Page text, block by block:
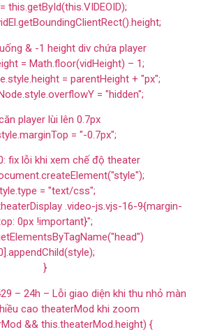
this.getById(this.VIDEOID);
& -1 height div chứa player
= Math.floor(vidHeight) – 1;
= parentHeight + "px";
= "hidden";
player lùi lên 0.7px
= "-0.7px";
fix lỗi khi xem chế độ theater
= "text/css";
.video-js.vjs-16-9{margin-
0px !important}";
}
– 24h – Lỗi giao diện khi thu nhỏ màn
cao theaterMod khi zoom
&& this.theaterMod.height) {